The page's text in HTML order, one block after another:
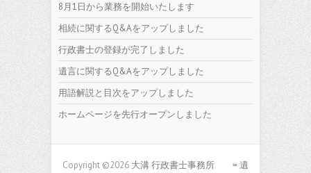
8月1日から業務を開始いたします
相続に関するQ&Aをアップしました
行政書士の登録が完了しました
遺言に関するQ&Aをアップしました
用語解説と目次をアップしました
ホームページを先行オープンしました
Copyright ©2026 大溝 行政書士事務所 = 遺